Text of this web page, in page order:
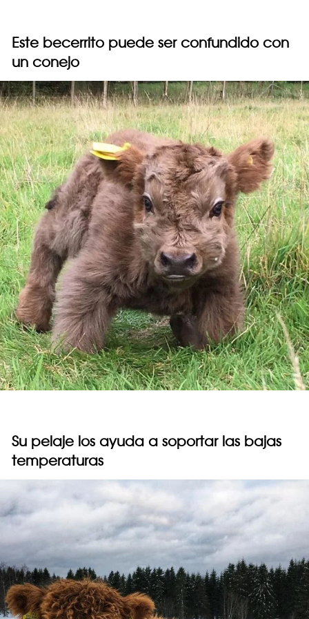
Este becerrito puede ser confundido con
un conejo
Su pelaje los ayuda a soportar las bajas
temperaturas